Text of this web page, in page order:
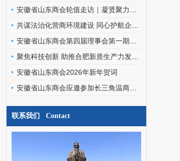
安徽省山东商会2026年新年贺词
联系我们 Contact